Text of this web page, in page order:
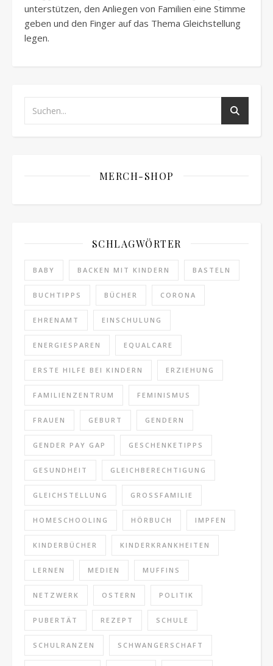
unterstützen, den Anliegen von Familien eine Stimme
geben und den Finger auf das Thema Gleichstellung
legen.
MERCH-SHOP
SCHLAGWÖRTER
BABY BACKEN MIT KINDERN BASTELN
BUCHTIPPS BÜCHER CORONA
EHRENAMT EINSCHULUNG
ENERGIESPAREN EQUALCARE
ERSTE HILFE BEI KINDERN ERZIEHUNG
FAMILIENZENTRUM FEMINISMUS
FRAUEN GEBURT GENDERN
GENDER PAY GAP GESCHENKETIPPS
GESUNDHEIT GLEICHBERECHTIGUNG
GLEICHSTELLUNG GROSSFAMILIE
HOMESCHOOLING HÖRBUCH IMPFEN
KINDERBÜCHER KINDERKRANKHEITEN
LERNEN MEDIEN MUFFINS
NETZWERK OSTERN POLITIK
PUBERTÄT REZEPT SCHULE
SCHULRANZEN SCHWANGERSCHAFT